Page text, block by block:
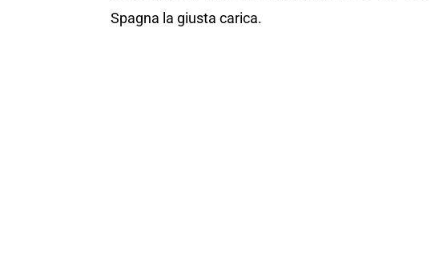
Spagna la giusta carica.